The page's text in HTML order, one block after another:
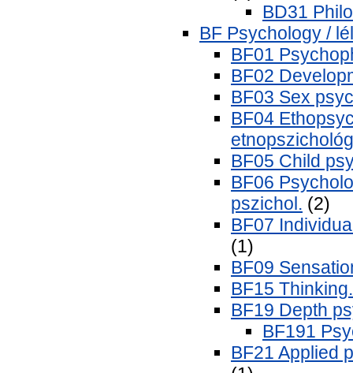
BD31
BF Psychology /
BF01
BF02
BF03 Sex
BF04
BF05 Child
BF06
pszichol. (2)
BF07
(1)
BF09
BF15
BF19 Depth
BF191
BF21 Applied